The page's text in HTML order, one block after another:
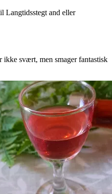
Langtidsstegt and eller
ikke svært, men smager fantastisk